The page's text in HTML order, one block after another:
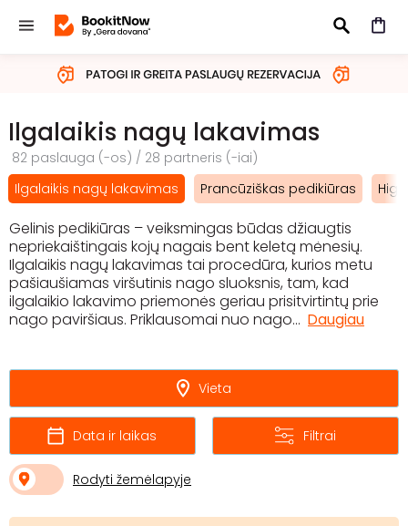
IEŠKOTI
Ilgalaikis nagų lakavimas
82 paslauga (-os) / 28 partneris (-iai)
Ilgalaikis nagų lakavimas
Prancūziškas pedikiūras
Gelinis pedikiūras – veiksmingas būdas džiaugtis
nepriekaištingais kojų nagais bent keletą mėnesių.
Ilgalaikis nagų lakavimas tai procedūra, kurios metu
pašiaušiamas viršutinis nago sluoksnis, tam, kad
ilgalaikio lakavimo priemonės geriau prisitvirtintų prie
nago paviršiaus. Priklausomai nuo nago... Daugiau
Vieta
Data ir laikas Filtrai
Rodyti žemėlapyje